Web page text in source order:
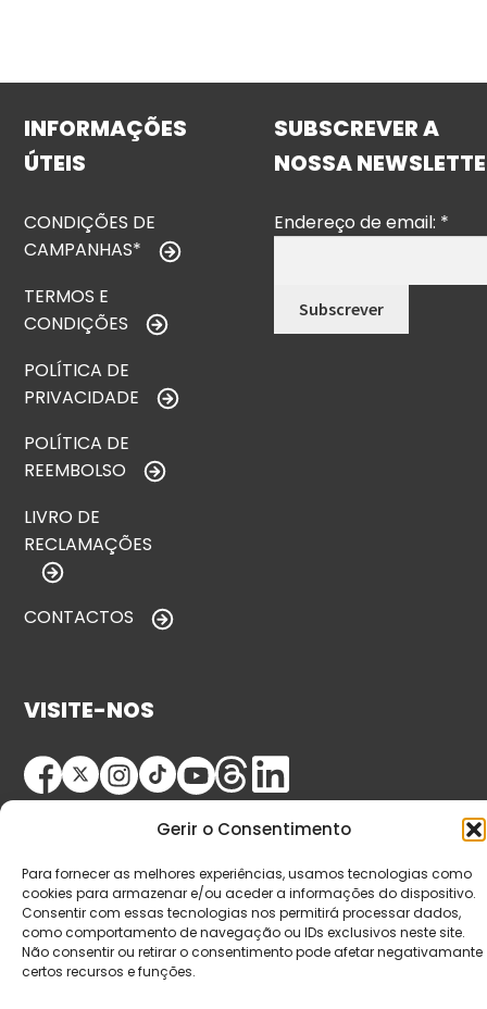
Gerir o Consentimento
Para fornecer as melhores experiências, usamos tecnologias como
cookies para armazenar e/ou aceder a informações do dispositivo.
Consentir com essas tecnologias nos permitirá processar dados,
como comportamento de navegação ou IDs exclusivos neste site.
Não consentir ou retirar o consentimento pode afetar negativamante
certos recursos e funções.
INFORMAÇÕES
ÚTEIS
CONDIÇÕES DE
CAMPANHAS*
TERMOS E
CONDIÇÕES
POLÍTICA DE
PRIVACIDADE
POLÍTICA DE
REEMBOLSO
LIVRO DE
RECLAMAÇÕES
CONTACTOS
SUBSCREVER A
NOSSA
Endereço de email: *
VISITE-NOS
© Copyright 2026 Saída de Emergência. Todos os
direitos reservados.